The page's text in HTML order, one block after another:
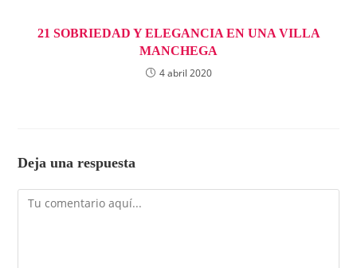
21 SOBRIEDAD Y ELEGANCIA EN UNA VILLA
MANCHEGA
4 abril 2020
Deja una respuesta
Comentario